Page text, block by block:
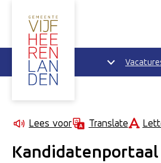
Lees voor Translate
Kandidatenportaal